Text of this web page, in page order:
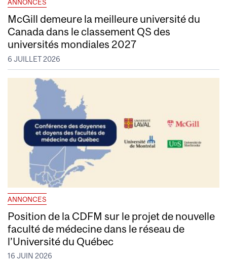
ANNONCES
McGill demeure la meilleure université du
Canada dans le classement QS des
universités mondiales 2027
6 JUILLET 2026
ANNONCES
Position de la CDFM sur le projet de nouvelle
faculté de médecine dans le réseau de
l’Université du Québec
16 JUIN 2026